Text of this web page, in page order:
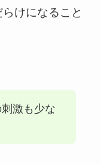
けになること
激も少な